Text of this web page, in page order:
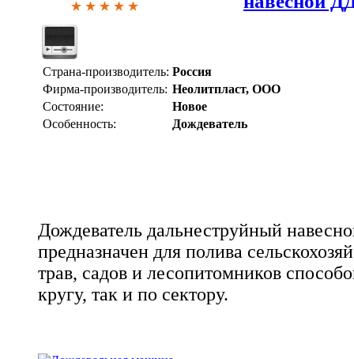
Страна-производитель: Россия
Фирма-производитель: Неолитпласт, ООО
Состояние:
Новое
Особенность:
Дождеватель
Дождеватель дальнеструйный
предназначен для полива
трав, садов и лесопитомников
кругу, так и по сектору.